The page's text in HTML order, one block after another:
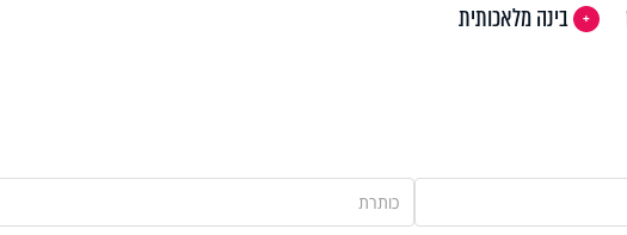
בינה מלאכותית